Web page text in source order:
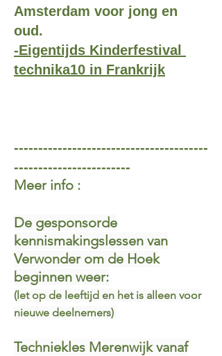
Amsterdam voor jong en
oud.
-Eigentijds Kinderfestival
technika10 in Frankrijk
----------------------------------------
------------------------
​Meer info :
De gesponsorde
kennismakingslessen van
Verwonder om de Hoek
beginnen weer:
(let op de leeftijd en het is alleen voor
nieuwe deelnemers)
Techniekles Merenwijk vanaf